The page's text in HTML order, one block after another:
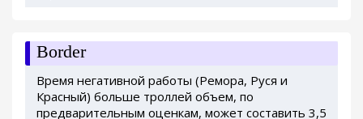
Border
Время негативной работы (Ремора, Руся и
Красный) больше троллей объем, по
предварительным оценкам, может составить 3,5